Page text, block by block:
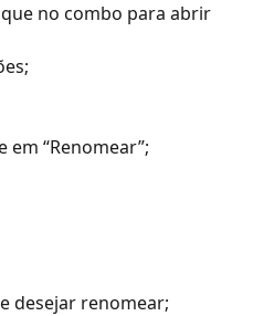
no combo para abrir
em “Renomear”;
desejar renomear;